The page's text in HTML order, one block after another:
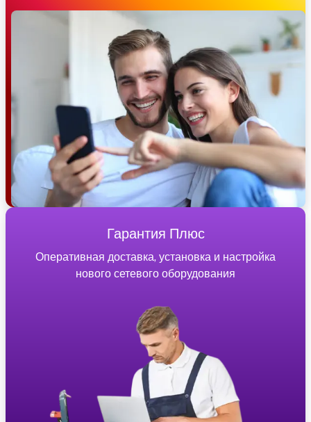
Гарантия Плюс
Оперативная доставка, установка и настройка
нового сетевого оборудования